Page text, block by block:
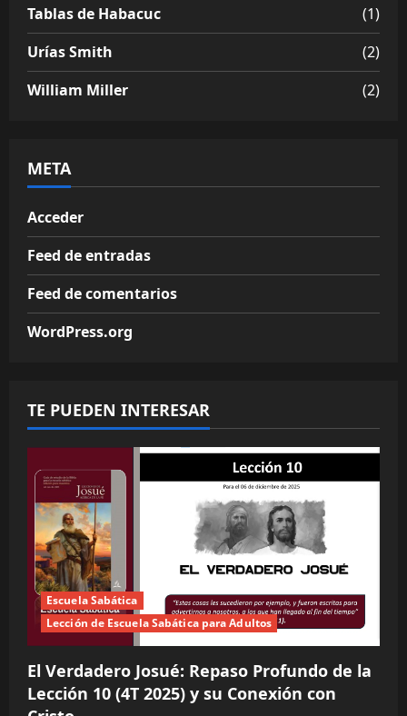
Tablas de Habacuc
(1)
Urías Smith
(2)
William Miller
(2)
META
Acceder
Feed de entradas
Feed de comentarios
WordPress.org
TE PUEDEN INTERESAR
Escuela Sabática
Lección de Escuela Sabática para Adultos
El Verdadero Josué: Repaso Profundo de la
Lección 10 (4T 2025) y su Conexión con